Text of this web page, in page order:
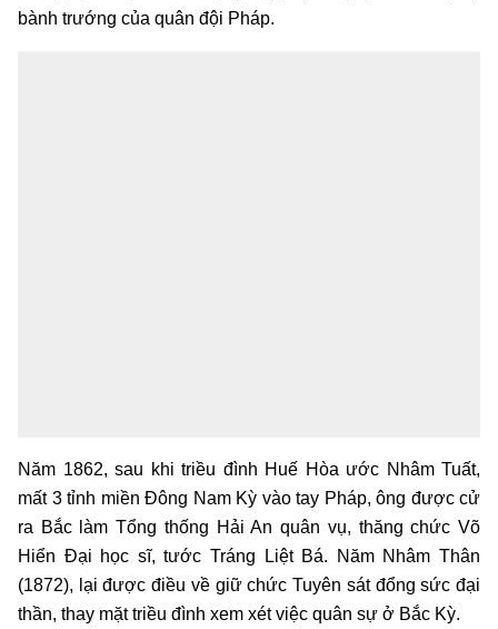
bành trướng của quân đội Pháp.
Năm 1862, sau khi triều đình Huế Hòa ước Nhâm Tuất,
mất 3 tỉnh miền Đông Nam Kỳ vào tay Pháp, ông được cử
ra Bắc làm Tổng thống Hải An quân vụ, thăng chức Võ
Hiển Đại học sĩ, tước Tráng Liệt Bá. Năm Nhâm Thân
(1872), lại được điều về giữ chức Tuyên sát đổng sức đại
thần, thay mặt triều đình xem xét việc quân sự ở Bắc Kỳ.